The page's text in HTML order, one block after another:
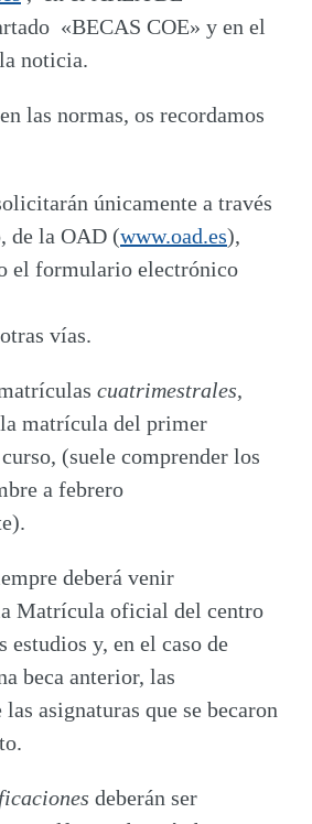
«BECAS COE» y en el
noticia.
las normas, os recordamos
únicamente a través
de la OAD (www.oad.es),
el formulario electrónico
vías.
cuatrimestrales,
matrícula del primer
(suele comprender los
a febrero
deberá venir
Matrícula oficial del centro
estudios y, en el caso de
beca anterior, las
asignaturas que se becaron
deberán ser